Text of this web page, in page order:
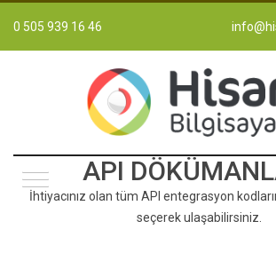
0 505 939 16 46
API
İhtiyacınız olan tüm API entegrasyon
seçerek ulaşabilirsiniz.